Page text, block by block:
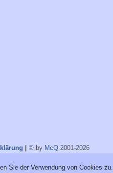
© by McQ 2001-2026
Sie der Verwendung von Cookies zu.